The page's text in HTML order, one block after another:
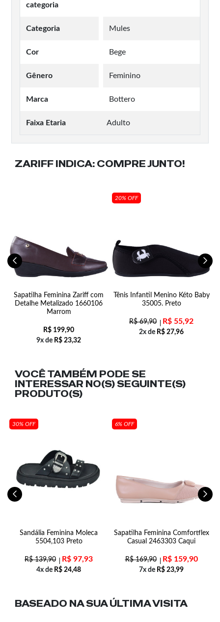
categoria
Categoria Mules
Cor Bege
Gênero Feminino
Marca Bottero
Faixa Etaria Adulto
ZARIFF INDICA: COMPRE JUNTO!
Sapatilha Feminina Zariff com
Detalhe Metalizado 1660106
Marrom
R$ 199,90
9x de R$ 23,32
20% OFF
Tênis Infantil Menino Kéto Baby
35005. Preto
R$69,90 R$ 55,92
2x de R$ 27,96
VOCÊ TAMBÉM PODE SE
INTERESSAR NO(S) SEGUINTE(S)
PRODUTO(S)
30% OFF
Sandália Feminina Moleca
5504,103 Preto
R$139,90 R$ 97,93
4x de R$ 24,48
6% OFF
Sapatilha Feminina Comfortflex
Casual 2463303 Caqui
R$169,90 R$159,90
7x de R$ 23,99
BASEADO NA SUAÚLTIMA VISITA